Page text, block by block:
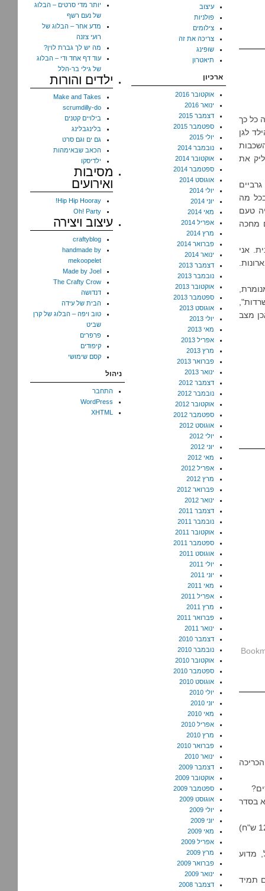
כל כך
לגן
את
מה
טעם
מחכה
אני
מצב
בסדר
מדוע חולצה מחויטת לילד בן שנתיים עולה כמו חולצה לאמא שלו (או במספרים: 129 ש"ח)
מדוע
תמיד
עיצוב
פולניות
צילומים
צריכה את זה
שופינג
תיאטרון
ארכיון
אוקטובר 2016
ינואר 2016
דצמבר 2015
ספטמבר 2015
יולי 2015
נובמבר 2014
אוקטובר 2014
ספטמבר 2014
אוגוסט 2014
יולי 2014
יוני 2014
מאי 2014
אפריל 2014
מרץ 2014
פברואר 2014
ינואר 2014
דצמבר 2013
נובמבר 2013
אוקטובר 2013
ספטמבר 2013
אוגוסט 2013
יולי 2013
מאי 2013
אפריל 2013
מרץ 2013
פברואר 2013
ינואר 2013
דצמבר 2012
נובמבר 2012
אוקטובר 2012
ספטמבר 2012
אוגוסט 2012
יולי 2012
יוני 2012
מאי 2012
אפריל 2012
מרץ 2012
פברואר 2012
ינואר 2012
דצמבר 2011
נובמבר 2011
אוקטובר 2011
ספטמבר 2011
אוגוסט 2011
יולי 2011
יוני 2011
מאי 2011
אפריל 2011
מרץ 2011
פברואר 2011
ינואר 2011
דצמבר 2010
נובמבר 2010
אוקטובר 2010
ספטמבר 2010
אוגוסט 2010
יולי 2010
יוני 2010
מאי 2010
אפריל 2010
מרץ 2010
פברואר 2010
ינואר 2010
דצמבר 2009
אוקטובר 2009
ספטמבר 2009
אוגוסט 2009
יולי 2009
יוני 2009
מאי 2009
אפריל 2009
מרץ 2009
פברואר 2009
ינואר 2009
דצמבר 2008
יותר מדי סרטים – הבלוג
של נעם רשף
מדע אחר – הבלוג של
רועי צזנה
מה יש לך גברת לוין?
עוד דף אחד ודי – הבלוג
של גילי בר-הלל
ילדים והורות
Make and Takes
scrumdilly-do
בילויים קטנים
בלינגבלינג
גם ים וגם סרט
הכאב שבאימהות
ילדיסקו
מסיבות
ואירועים
Hip Hip Hooray!
Oh! Party
עיצוב ויצירה
craftyblog
handmade by
mekoopelet
Made by Joel
The Crafty Crow
דנדושה
הבית של עידה
טוב ויפה – הבלוג של קרן
שביט
פרפרים
קיפודים
קסם שימושי
ניהול
התחבר
WordPress
XHTML